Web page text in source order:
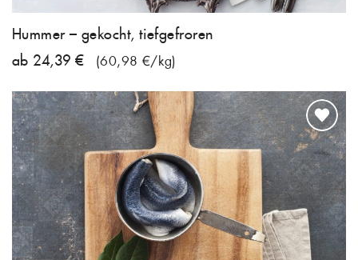
Hummer – gekocht, tiefgefroren
ab 24,39 €
(60,98 €/kg)